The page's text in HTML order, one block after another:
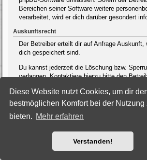
Diese Website nutzt Cookies, um dir
bestmöglichen Komfort bei der Nutzung
bieten. Mehr erfahren
Verstanden!
Bereichen seiner Software weitere
verarbeitet, wird er dich darüber gesondert
Auskunftsrecht
Der Betreiber erteilt dir auf Anfrage Auskunft,
dich gespeichert sind.
Du kannst jederzeit die Löschung bzw.
verlangen. Kontaktiere hierzu bitte den
Foren-Übersicht Alle
Powered byphpBB® Forum Software © phpBB Limited
Deutsche Übersetzung durchphpBB.de
Style: Black-Silver by Joyce&Luna
phpBB-Style-Design
Nutzungsbedingungen